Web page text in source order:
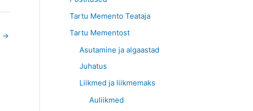
→
Tartu Memento Teataja
Tartu Mementost
Asutamine ja algaastad
Juhatus
Liikmed ja liikmemaks
Auliikmed